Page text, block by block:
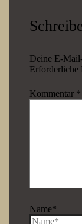
Deine E-
Erforderliche
Kommentar *
Name*